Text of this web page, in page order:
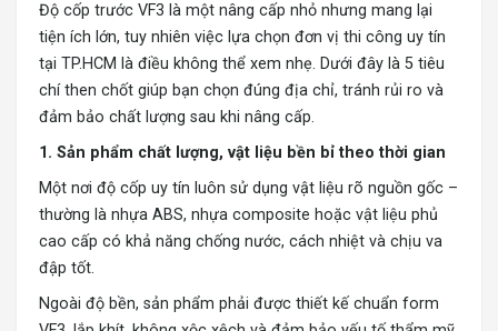
Độ cốp trước VF3 là một nâng cấp nhỏ nhưng mang lại
tiện ích lớn, tuy nhiên việc lựa chọn đơn vị thi công uy tín
tại TP.HCM là điều không thể xem nhẹ. Dưới đây là 5 tiêu
chí then chốt giúp bạn chọn đúng địa chỉ, tránh rủi ro và
đảm bảo chất lượng sau khi nâng cấp.
1. Sản phẩm chất lượng, vật liệu bền bỉ theo thời gian
Một nơi độ cốp uy tín luôn sử dụng vật liệu rõ nguồn gốc –
thường là nhựa ABS, nhựa composite hoặc vật liệu phủ
cao cấp có khả năng chống nước, cách nhiệt và chịu va
đập tốt.
Ngoài độ bền, sản phẩm phải được thiết kế chuẩn form